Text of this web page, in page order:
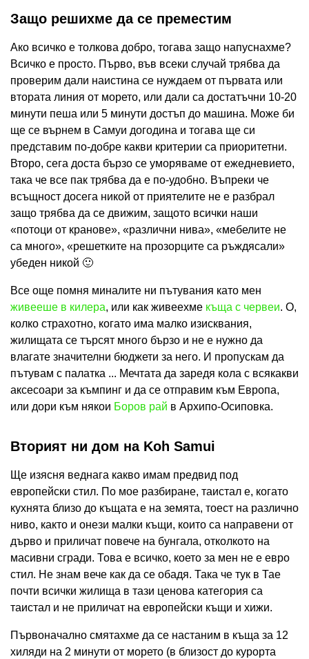
Защо решихме да се преместим
Ако всичко е толкова добро, тогава защо напуснахме?
Всичко е просто. Първо, във всеки случай трябва да
проверим дали наистина се нуждаем от първата или
втората линия от морето, или дали са достатъчни 10-20
минути пеша или 5 минути достъп до машина. Може би
ще се върнем в Самуи догодина и тогава ще си
представим по-добре какви критерии са приоритетни.
Второ, сега доста бързо се уморяваме от ежедневието,
така че все пак трябва да е по-удобно. Въпреки че
всъщност досега никой от приятелите не е разбрал
защо трябва да се движим, защото всички наши
«потоци от кранове», «различни нива», «мебелите не
са много», «решетките на прозорците са ръждясали»
убеден никой 🙂
Все още помня миналите ни пътувания като мен
живееше в килера, или как живеехме къща с червеи. О,
колко страхотно, когато има малко изисквания,
жилищата се търсят много бързо и не е нужно да
влагате значителни бюджети за него. И пропускам да
пътувам с палатка ... Мечтата да заредя кола с всякакви
аксесоари за къмпинг и да се отправим към Европа,
или дори към някои Боров рай в Архипо-Осиповка.
Вторият ни дом на Koh Samui
Ще изясня веднага какво имам предвид под
европейски стил. По мое разбиране, таистал е, когато
кухнята близо до къщата е на земята, тоест на различно
ниво, както и онези малки къщи, които са направени от
дърво и приличат повече на бунгала, отколкото на
масивни сгради. Това е всичко, което за мен не е евро
стил. Не знам вече как да се обадя. Така че тук в Тае
почти всички жилища в тази ценова категория са
таистал и не приличат на европейски къщи и хижи.
Първоначално смятахме да се настаним в къща за 12
хиляди на 2 минути от морето (в близост до курорта